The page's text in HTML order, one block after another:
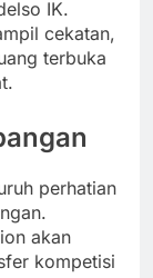
IK.
cekatan,
terbuka
perhatian
akan
kompetisi